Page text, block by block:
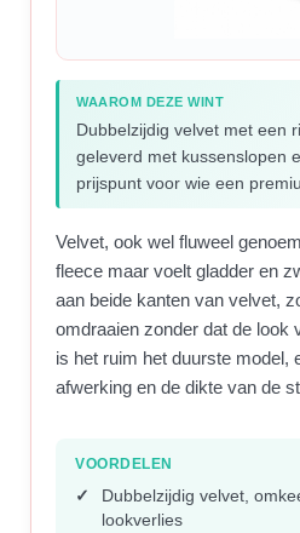
WAAROM DEZE WINT
Dubbelzijdig velvet met een
geleverd met kussenslopen
prijspunt voor wie een
Velvet, ook wel fluweel
fleece maar voelt gladder en
aan beide kanten van velvet,
omdraaien zonder dat de look
is het ruim het duurste model,
afwerking en de dikte van de
VOORDELEN
Dubbelzijdig velvet,
lookverlies